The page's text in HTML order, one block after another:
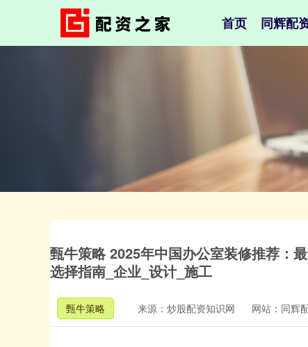
首页 同辉配
甄牛策略 2025年中国办公室装修推荐：
选择指南_企业_设计_施工
甄牛策略 来源：炒股配资知识网 网站：同辉